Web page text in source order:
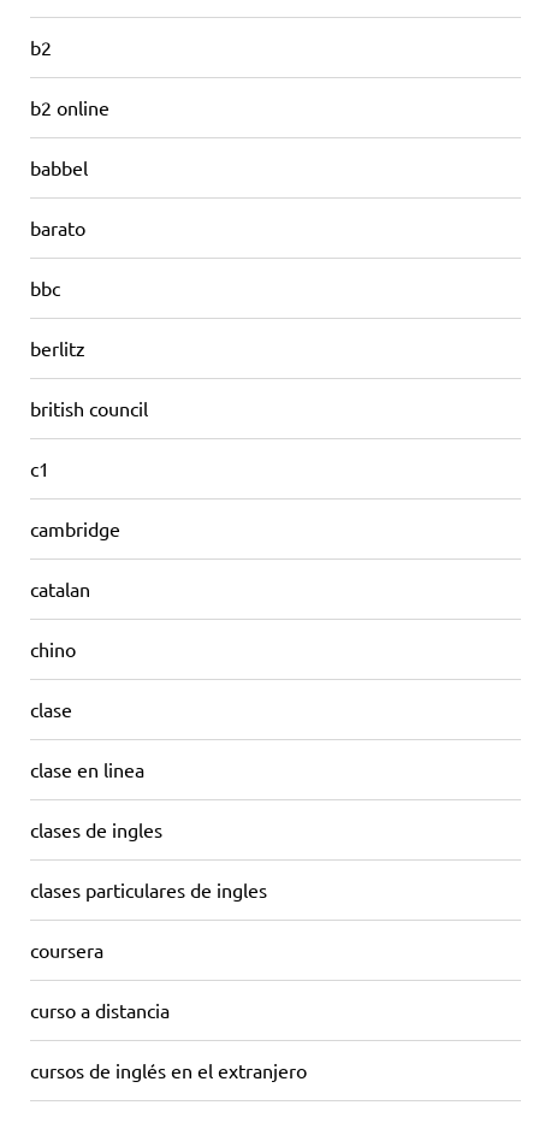
b2
b2 online
babbel
barato
bbc
berlitz
british council
c1
cambridge
catalan
chino
clase
clase en linea
clases de ingles
clases particulares de ingles
coursera
curso a distancia
cursos de inglés en el extranjero